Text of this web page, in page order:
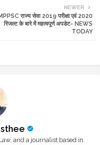
ats
NEWER
राज्य सेवा 2019 परीक्षा एवं 2020
रिजल्ट के बारे में महत्वपूर्ण अपडेट- NEWS
TODAY
and a journalist based in